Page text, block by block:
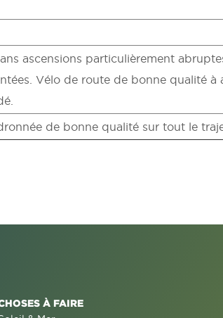
ascensions particulièrement
Vélo de route de bonne qualité à
de bonne qualité sur tout le
À FAIRE